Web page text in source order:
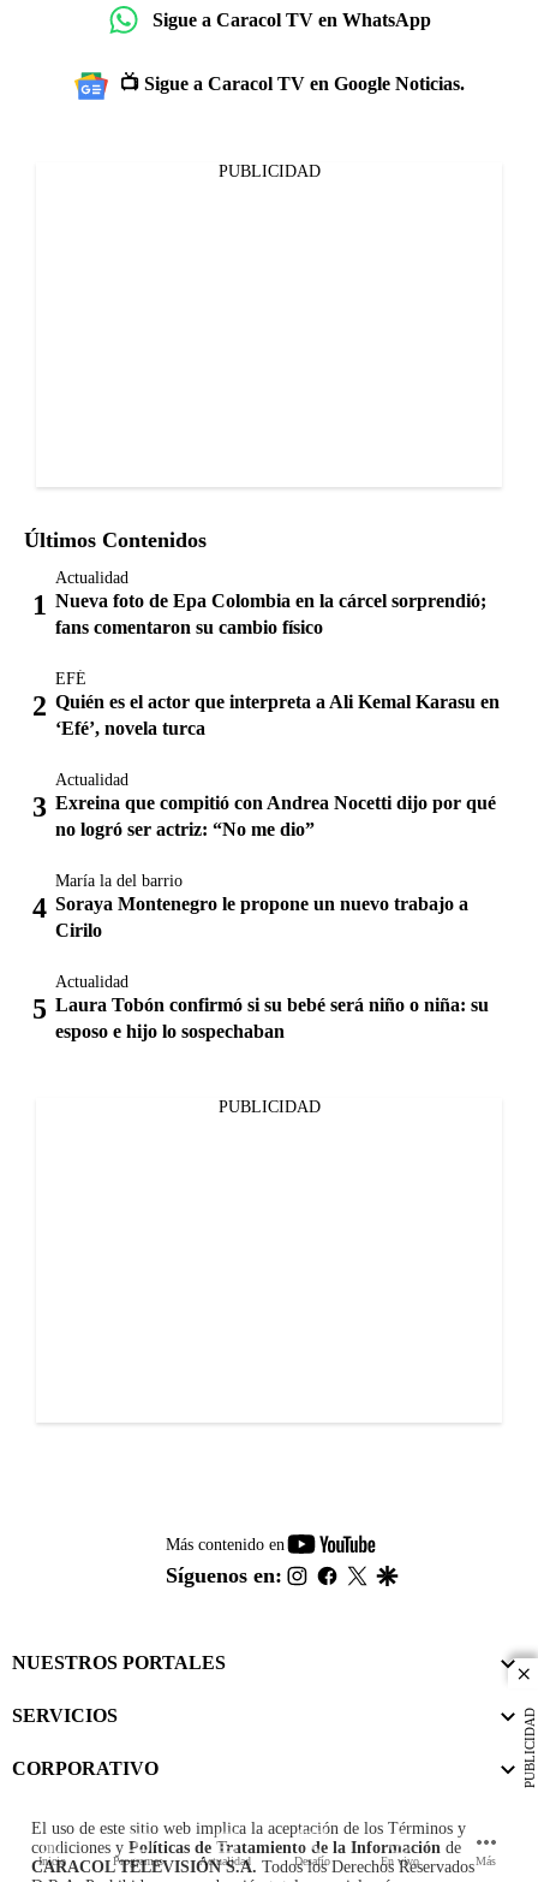
Inicio Programas Actualidad Desafío En vivo Más
PUBLICIDAD
Sigue a Caracol TV en WhatsApp
📺 Sigue a Caracol TV en Google Noticias.
PUBLICIDAD
Últimos Contenidos
Actualidad
Nueva foto de Epa Colombia en la cárcel sorprendió;
fans comentaron su cambio físico
EFÉ
Quién es el actor que interpreta a Ali Kemal Karasu en
‘Efé’, novela turca
Actualidad
Exreina que compitió con Andrea Nocetti dijo por qué
no logró ser actriz: “No me dio”
María la del barrio
Soraya Montenegro le propone un nuevo trabajo a
Cirilo
Actualidad
Laura Tobón confirmó si su bebé será niño o niña: su
esposo e hijo lo sospechaban
PUBLICIDAD
Más contenido en
youtube-
footer
Síguenos en: instagram
facebook
twitter
NUESTROS PORTALES
SERVICIOS
CORPORATIVO
El uso de este sitio web implica la aceptación de los Términos y
condiciones y Políticas de Tratamiento de la Información de
CARACOL TELEVISIÓN S.A. Todos los Derechos Reservados